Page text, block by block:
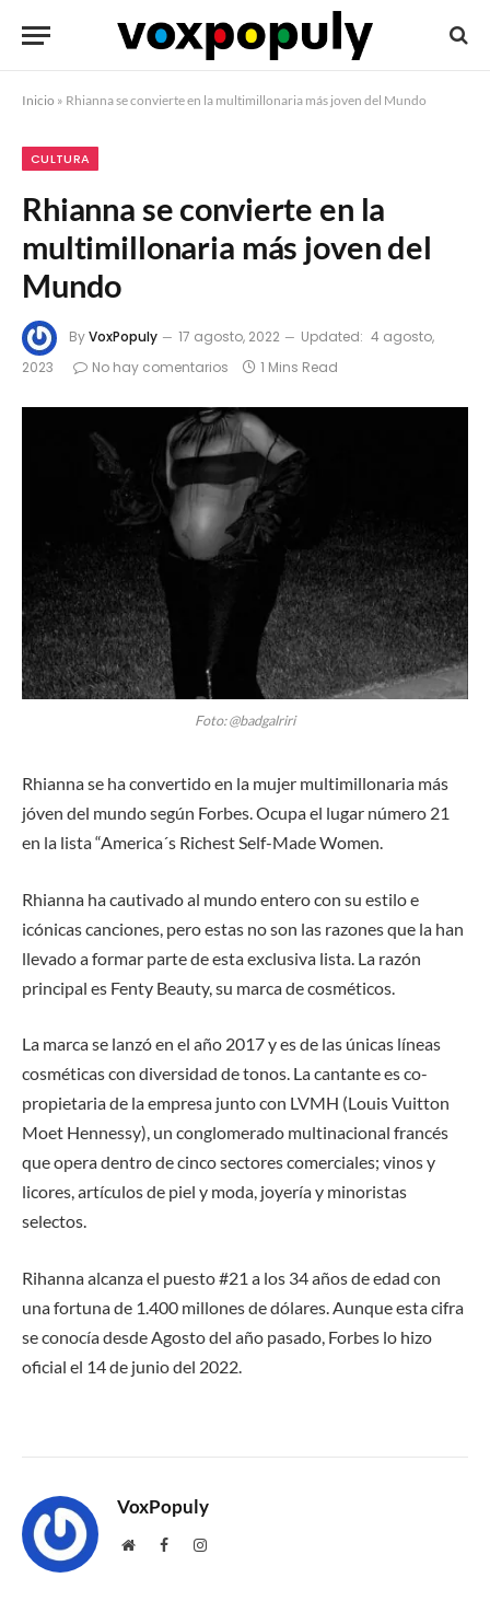
Inicio » Rhianna se convierte en la multimillonaria más joven del Mundo
CULTURA
Rhianna se convierte en la
multimillonaria más joven del
Mundo
ByVoxPopuly 17 agosto, 2022 Updated: 4 agosto,
2023
No hay comentarios 1 Mins Read
Foto: @badgalriri
Rhianna se ha convertido en la mujer multimillonaria más
jóven del mundo según Forbes. Ocupa el lugar número 21
en la lista “America´s Richest Self-Made Women.
Rhianna ha cautivado al mundo entero con su estilo e
icónicas canciones, pero estas no son las razones que la han
llevado a formar parte de esta exclusiva lista. La razón
principal es Fenty Beauty, su marca de cosméticos.
La marca se lanzó en el año 2017 y es de las únicas líneas
cosméticas con diversidad de tonos. La cantante es co-
propietaria de la empresa junto con LVMH (Louis Vuitton
Moet Hennessy), un conglomerado multinacional francés
que opera dentro de cinco sectores comerciales; vinos y
licores, artículos de piel y moda, joyería y minoristas
selectos.
Rihanna alcanza el puesto #21 a los 34 años de edad con
una fortuna de 1.400 millones de dólares. Aunque esta cifra
se conocía desde Agosto del año pasado, Forbes lo hizo
oficial el 14 de junio del 2022.
VoxPopuly
WebsiteFacebookInstagram